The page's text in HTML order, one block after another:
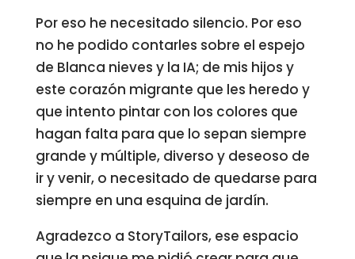
Por eso he necesitado silencio. Por eso
no he podido contarles sobre el espejo
de Blanca nieves y la IA; de mis hijos y
este corazón migrante que les heredo y
que intento pintar con los colores que
hagan falta para que lo sepan siempre
grande y múltiple, diverso y deseoso de
ir y venir, o necesitado de quedarse para
siempre en una esquina de jardín.
Agradezco a StoryTailors, ese espacio